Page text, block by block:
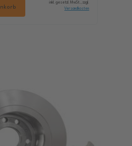
inkl. gesetzl. MwSt., zzgl.
Versandkosten